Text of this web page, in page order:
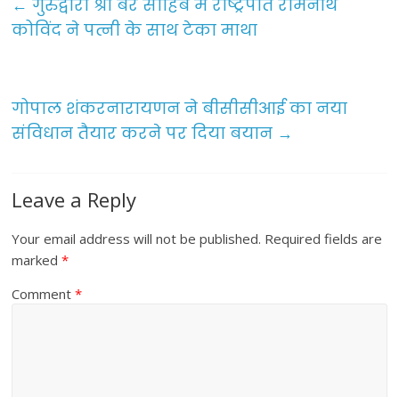
b
k
← गुरुद्वारा श्री बेर साहिब में राष्ट्रपति रामनाथ
कोविंद ने पत्नी के साथ टेका माथा
गोपाल शंकरनारायणन ने बीसीसीआई का नया
संविधान तैयार करने पर दिया बयान →
Leave a Reply
Your email address will not be published. Required fields are
marked*
Comment*